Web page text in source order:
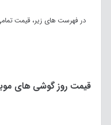
در فهرست های زیر، قیمت
قیمت روز گوشی های